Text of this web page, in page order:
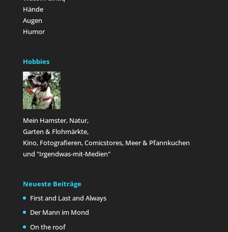
Hände
Augen
Humor
Hobbies
Mein Hamster, Natur,
Garten & Flohmärkte,
Kino, Fotografieren, Comicstores, Meer & Pfannkuchen
und "Irgendwas-mit-Medien"
Neueste Beiträge
First and Last and Always
Der Mann im Mond
On the roof